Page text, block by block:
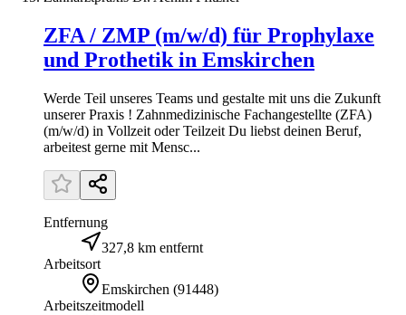
ZFA / ZMP (m/w/d) für Prophylaxe
und Prothetik in Emskirchen
Werde Teil unseres Teams und gestalte mit uns die Zukunft
unserer Praxis ! Zahnmedizinische Fachangestellte (ZFA)
(m/w/d) in Vollzeit oder Teilzeit Du liebst deinen Beruf,
arbeitest gerne mit Mensc...
Entfernung
327,8 km entfernt
Arbeitsort
Emskirchen (91448)
Arbeitszeitmodell